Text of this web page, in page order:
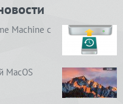
Machine с
MacOS